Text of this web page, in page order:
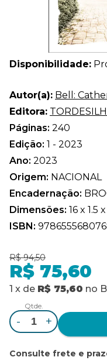
Disponibilidade:
Autor(a): Bell:
Editora:
Páginas: 240
Edição: 1 - 2023
Ano: 2023
Origem: NACIONAL
Encadernação:
Dimensões: 16 x 1.5
ISBN:
R$ 94,50
R$ 75,60
1 x de R$ 75,60 no
Qtde.
- +
Consulte frete e